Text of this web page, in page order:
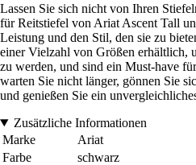
Lassen Sie sich nicht von Ihren
für Reitstiefel von Ariat Ascent Tall
Leistung und den Stil, den sie zu
einer Vielzahl von Größen erhältlich,
zu werden, und sind ein Must-have
warten Sie nicht länger, gönnen Sie
und genießen Sie ein
Zusätzliche Informationen
Marke
Ariat
Farbe
schwarz